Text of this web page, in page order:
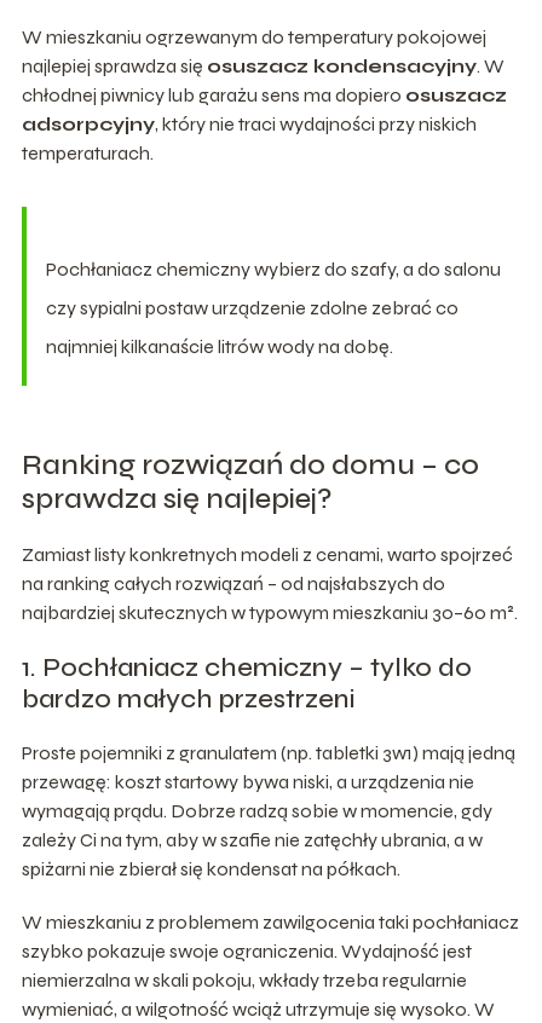
W mieszkaniu ogrzewanym do temperatury pokojowej
najlepiej sprawdza się osuszacz kondensacyjny. W
chłodnej piwnicy lub garażu sens ma dopiero osuszacz
adsorpcyjny, który nie traci wydajności przy niskich
temperaturach.
Pochłaniacz chemiczny wybierz do szafy, a do salonu
czy sypialni postaw urządzenie zdolne zebrać co
najmniej kilkanaście litrów wody na dobę.
Ranking rozwiązań do domu – co
sprawdza się najlepiej?
Zamiast listy konkretnych modeli z cenami, warto spojrzeć
na ranking całych rozwiązań – od najsłabszych do
najbardziej skutecznych w typowym mieszkaniu 30–60 m².
1. Pochłaniacz chemiczny – tylko do
bardzo małych przestrzeni
Proste pojemniki z granulatem (np. tabletki 3w1) mają jedną
przewagę: koszt startowy bywa niski, a urządzenia nie
wymagają prądu. Dobrze radzą sobie w momencie, gdy
zależy Ci na tym, aby w szafie nie zatęchły ubrania, a w
spiżarni nie zbierał się kondensat na półkach.
W mieszkaniu z problemem zawilgocenia taki pochłaniacz
szybko pokazuje swoje ograniczenia. Wydajność jest
niemierzalna w skali pokoju, wkłady trzeba regularnie
wymieniać, a wilgotność wciąż utrzymuje się wysoko. W